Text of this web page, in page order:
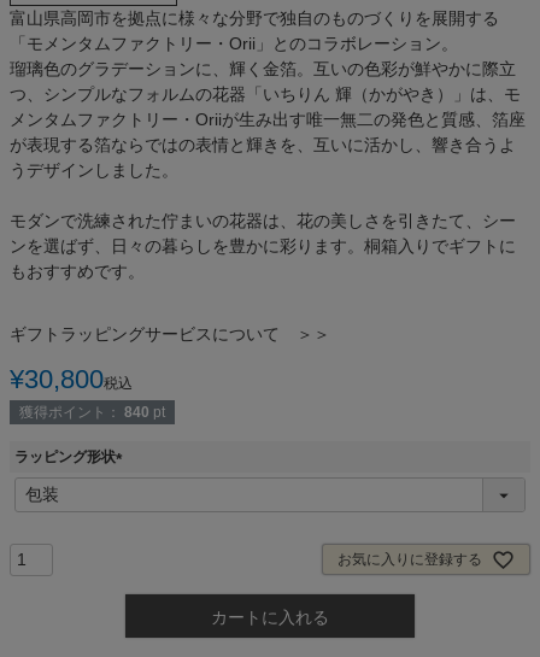
富山県高岡市を拠点に様々な分野で独自のものづくりを展開する
「モメンタムファクトリー・Orii」とのコラボレーション。
瑠璃色のグラデーションに、輝く金箔。互いの色彩が鮮やかに際立
つ、シンプルなフォルムの花器「いちりん 輝（かがやき）」は、モ
メンタムファクトリー・Oriiが生み出す唯一無二の発色と質感、箔座
が表現する箔ならではの表情と輝きを、互いに活かし、響き合うよ
うデザインしました。
モダンで洗練された佇まいの花器は、花の美しさを引きたて、シー
ンを選ばず、日々の暮らしを豊かに彩ります。桐箱入りでギフトに
もおすすめです。
ギフトラッピングサービスについて ＞＞
¥30,800税込
獲得ポイント： 840 pt
ラッピング形状
(
お気に入りに登録する
カートに入れる